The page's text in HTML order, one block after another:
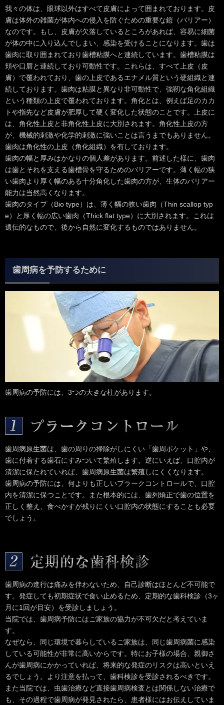
我々の体は、眼球以外はすべて皮膚によって囲まれております。皮
膚は体外の雑菌が体内への侵入を防ぐための重要な鎧（バリアー）
なのです。もし、皮膚が欠落しているところがあれば、容易に細菌
が体の中に入り込んでしまい、感染を受けることになります。歯は
歯肉に取り囲まれており歯槽粘膜へと連続しています。歯槽粘膜は
頬や口唇と連続しており可動性です。これらは、すべて上皮（皮
膚）で覆われており、歯の上皮であるエナメル質という硬組織と連
続しております。歯肉は粘膜と異なり非可動性で、強靭な角化組織
という種類の上皮で覆われております。角化とは、例えば足のカカ
トや指先など皮膚が肥厚して硬く変化した状態のことです。上皮に
は、角化性上皮と非角化性上皮に大別されます。角化性上皮の方
が、機械的刺激や化学的刺激に強いことは言うまでもありません。
歯肉は角化性の上皮（角化組織）を有しております。
歯肉の幅と厚みはかなりの個人差があります。前述した様に、歯肉
は歯とそれを支える歯槽骨を守るためのバリアーです。薄く幅の狭
い歯肉より厚く幅のある十分角化した歯肉の方が、生体のバリアー
能力は当然高くなります。
歯肉のタイプ（Bio type）は、薄く幅の狭い歯肉（Thin scallop typ
e）と厚く幅の広い歯肉（Thick flat type）に大別されます。これは
遺伝的なもので、後から自然に変化するものではありません。
歯周病を予防するために
歯周病の予防には、3つの大きな柱があります。
歯周病原生菌は、歯の周りの掃除がしにくい「歯周ポケット」や、
歯に付着する歯石にすみついて繁殖します。逆にいえば、口腔内が
清潔に保たれていれば、歯周病原生菌は繁殖しにくくなります。
歯周病の予防には、何よりも正しいプラークコントロールで、口腔
内を清潔に保つことです。また根本的には、歯列矯正で歯の位置を
正しく整え、食べかすが残りにくい口腔内の状態にすることも必要
でしょう。
歯周病の進行は痛みを伴わないため、自己診断はほとんど不可能で
す。発症しても初期症状で食い止めるため、定期的な歯科検診（3ヶ
月に1回が目安）を受診しましょう。
当院では、歯周病予防にはご家族の協力が不可欠だと考えていま
す。
なぜなら、同じ環境で暮らしているご家族は、同じ歯周病菌に感染
している可能性が非常に高いからです。特にお子様の場合、親御さ
んが歯周病にかかっていれば、将来的な発症のリスクは高いといえ
るでしょう。より注意を払って、歯科検診を受診されるべきです。
また当院では、虫歯治療など直接歯周病検査とは関係しない治療で
も、その過程で歯周病が発見されたら、患者様にはお伝えしていま